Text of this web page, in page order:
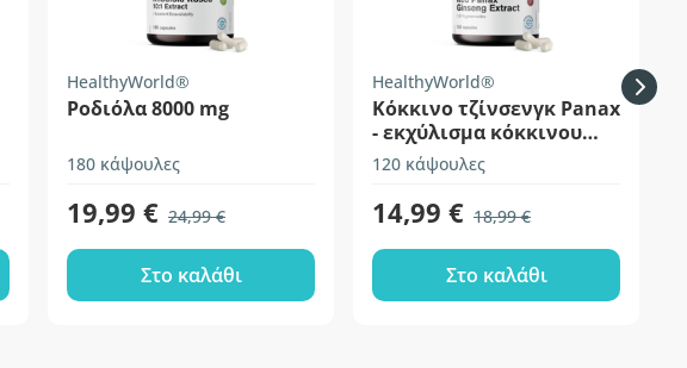
HealthyWorld®
Ροδιόλα 8000 mg
180 κάψουλες
19,99 € 24,99 €
Στο καλάθι
HealthyWorld®
Κόκκινο τζίνσενγκ Panax
- εκχύλισμα κόκκινου
τζίνσενγκ 600 mg
120 κάψουλες
14,99 € 18,99 €
Στο καλάθι